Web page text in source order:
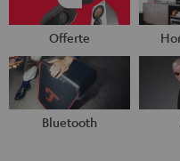
Offerte
Bluetooth